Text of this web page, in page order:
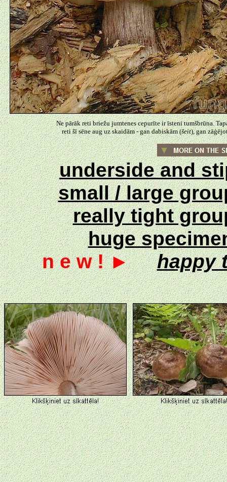
Ne pārāk reti briežu jumtenes cepurīte ir īsteni tumšbrūna.
reti šī sēne aug uz skaidām - gan dabiskām (šeit), gan
underside and
small / large
really tight
huge
n e w ! ► happy
◄